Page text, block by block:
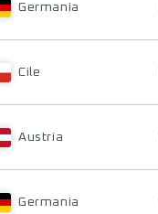
Germania
Cile
Austria
Germania